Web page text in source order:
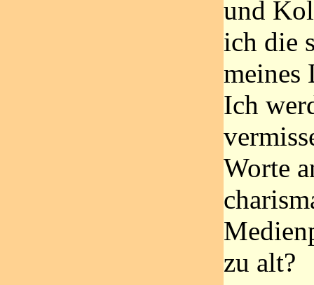
und
ich die
meines
Ich
Worte
zu alt?